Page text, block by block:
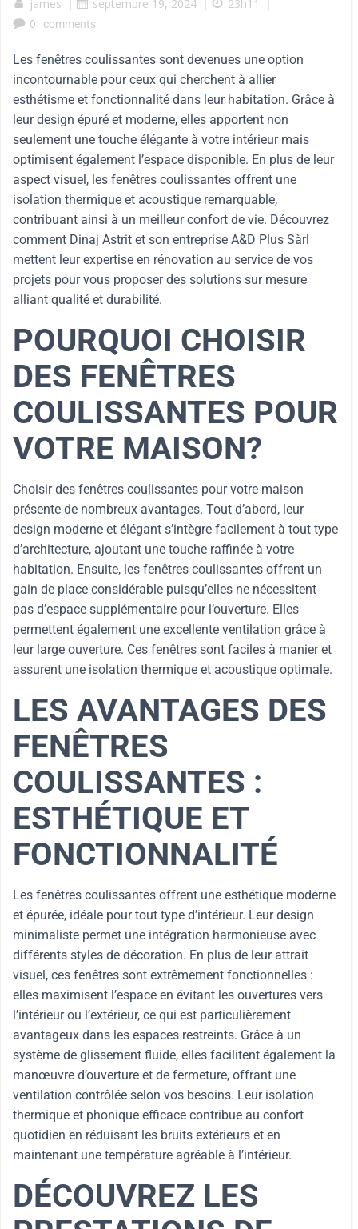
james | septembre 19, 2024 | 23h11
|
0
comments
Les fenêtres coulissantes sont devenues une option
incontournable pour ceux qui cherchent à allier
esthétisme et fonctionnalité dans leur habitation. Grâce à
leur design épuré et moderne, elles apportent non
seulement une touche élégante à votre intérieur mais
optimisent également l’espace disponible. En plus de leur
aspect visuel, les fenêtres coulissantes offrent une
isolation thermique et acoustique remarquable,
contribuant ainsi à un meilleur confort de vie. Découvrez
comment Dinaj Astrit et son entreprise A&D Plus Sàrl
mettent leur expertise en rénovation au service de vos
projets pour vous proposer des solutions sur mesure
alliant qualité et durabilité.
POURQUOI CHOISIR
DES FENÊTRES
COULISSANTES POUR
VOTRE MAISON?
Choisir des fenêtres coulissantes pour votre maison
présente de nombreux avantages. Tout d’abord, leur
design moderne et élégant s’intègre facilement à tout type
d’architecture, ajoutant une touche raffinée à votre
habitation. Ensuite, les fenêtres coulissantes offrent un
gain de place considérable puisqu’elles ne nécessitent
pas d’espace supplémentaire pour l’ouverture. Elles
permettent également une excellente ventilation grâce à
leur large ouverture. Ces fenêtres sont faciles à manier et
assurent une isolation thermique et acoustique optimale.
LES AVANTAGES DES
FENÊTRES
COULISSANTES :
ESTHÉTIQUE ET
FONCTIONNALITÉ
Les fenêtres coulissantes offrent une esthétique moderne
et épurée, idéale pour tout type d’intérieur. Leur design
minimaliste permet une intégration harmonieuse avec
différents styles de décoration. En plus de leur attrait
visuel, ces fenêtres sont extrêmement fonctionnelles :
elles maximisent l’espace en évitant les ouvertures vers
l’intérieur ou l’extérieur, ce qui est particulièrement
avantageux dans les espaces restreints. Grâce à un
système de glissement fluide, elles facilitent également la
manœuvre d’ouverture et de fermeture, offrant une
ventilation contrôlée selon vos besoins. Leur isolation
thermique et phonique efficace contribue au confort
quotidien en réduisant les bruits extérieurs et en
maintenant une température agréable à l’intérieur.
DÉCOUVREZ LES